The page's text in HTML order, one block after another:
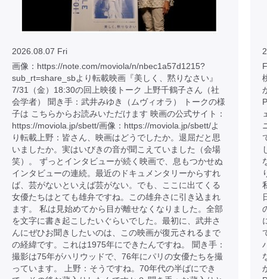
2026.08.07 Fri
画像：https://note.com/moviola/n/nbec1a57d1215?
sub_rt=share_sbより転載映画『美しく、黙りなさい』
7/31（金）18:30の回上映後トーク 上野千鶴子さん（社
会学者） 聞き手：武井みゆき（ムヴィオラ） トークの様
子は こちらからお読みいただけます 映画の公式サイト：
https://moviola.jp/sbett/画像：https://moviola.jp/sbett/よ
り転載上野：皆さん、映画はどうでしたか。退屈だと思
いましたか。実はいびきの音が聞こえていました（会場
笑）。 ずっとインタビューが続く映画で、息もつかせぬ
インタビューの連続。最近のドキュメンタリーからすれ
ば、芸がないといえば芸がない。でも、ここに出てくる
女優たちはとても雄弁ですね。この雄弁さに引き込まれ
ます。 私は見始めてから目が離せなくなりました。全部
を文字に書き起こしたいぐらいでした。最初に、武井さ
んにぜひお聞きしたいのは、この映画が復元されるまで
の経緯です。これは1975年にできたんですね。 聞き手：
撮影は75年がハリウッドで、76年にパリの女優たちを撮
っています。 上野：そうですね。70年代の半ばにでき